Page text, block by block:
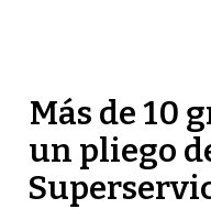
Más de 10
un pliego